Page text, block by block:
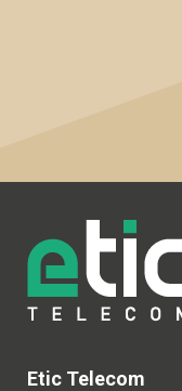
Etic Telecom